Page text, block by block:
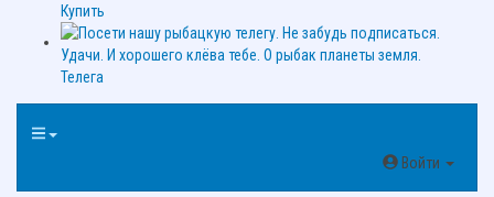
Купить
Телега
Войти